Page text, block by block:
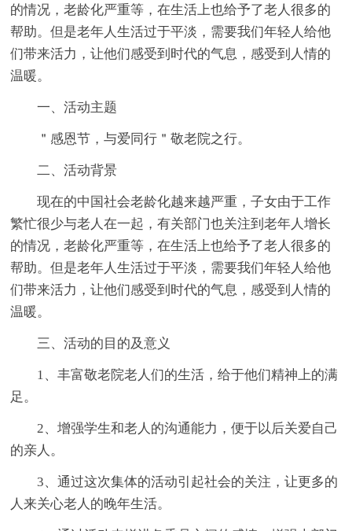
的情况，老龄化严重等，在生活上也给予了老人很多的
帮助。但是老年人生活过于平淡，需要我们年轻人给他
们带来活力，让他们感受到时代的气息，感受到人情的
温暖。
一、活动主题
＂感恩节，与爱同行＂敬老院之行。
二、活动背景
现在的中国社会老龄化越来越严重，子女由于工作
繁忙很少与老人在一起，有关部门也关注到老年人增长
的情况，老龄化严重等，在生活上也给予了老人很多的
帮助。但是老年人生活过于平淡，需要我们年轻人给他
们带来活力，让他们感受到时代的气息，感受到人情的
温暖。
三、活动的目的及意义
1、丰富敬老院老人们的生活，给于他们精神上的满
足。
2、增强学生和老人的沟通能力，便于以后关爱自己
的亲人。
3、通过这次集体的活动引起社会的关注，让更多的
人来关心老人的晚年生活。